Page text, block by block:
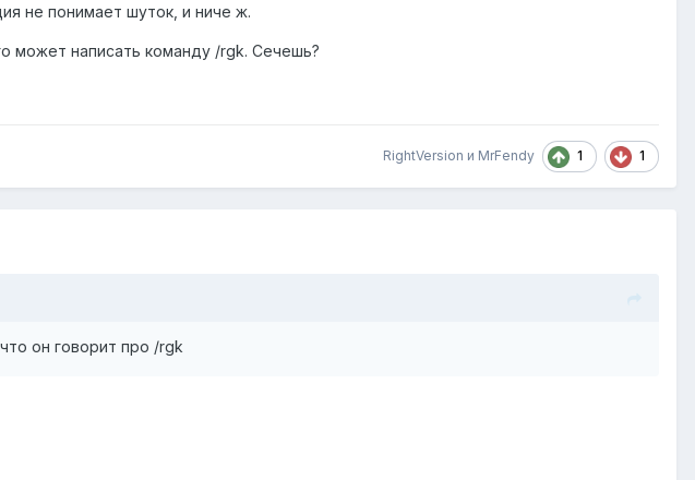
не понимает шуток, и ниче ж.
может написать команду /rgk. Сечешь?
RightVersion и MrFendy 1 1
он говорит про /rgk